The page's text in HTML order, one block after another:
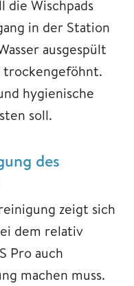
die Wischpads
in der Station
ausgespült
trockengeföhnt.
hygienische
soll.
des
zeigt sich
dem relativ
Pro auch
machen muss.